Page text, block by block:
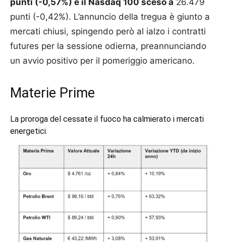
punti (-0,42%). L’annuncio della tregua è giunto a
mercati chiusi, spingendo però al ialzo i contratti
futures per la sessione odierna, preannunciando
un avvio positivo per il pomeriggio americano.
Materie Prime
La proroga del cessate il fuoco ha calmierato i mercati
energetici.